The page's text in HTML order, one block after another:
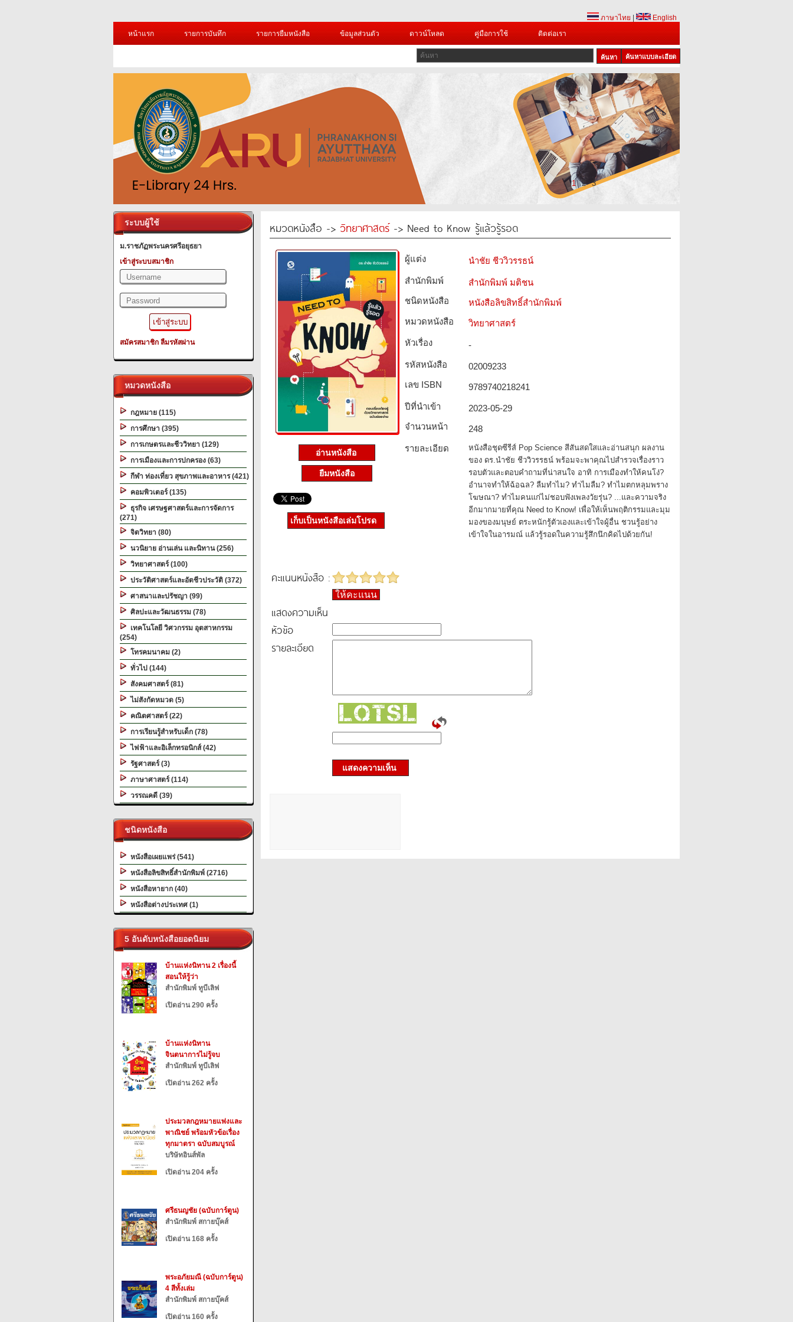
ภาษาไทย
English
หน้าแรก
รายการบันทึก รายการยืมหนังสือ ข้อมูลส่วนตัว ดาวน์โหลด คู่มือการใช้ ติดต่อเรา
ค้นหาแบบละเอียด
1 2 3
ระบบผู้ใช้
ม.ราชภัฏพระนครศรีอยุธยา
เข้าสู่ระบบสมาชิก
สมัครสมาชิก ลืมรหัสผ่าน
หมวดหนังสือ
กฎหมาย (115)
การศึกษา (395)
การเกษตรและชีววิทยา (129)
การเมืองและการปกครอง (63)
กีฬา ท่องเที่ยว สุขภาพและอาหาร (421)
คอมพิวเตอร์ (135)
ธุรกิจ เศรษฐศาสตร์และการจัดการ
(271)
จิตวิทยา (80)
นวนิยาย อ่านเล่น และนิทาน (256)
วิทยาศาสตร์ (100)
ประวัติศาสตร์และอัตชีวประวัติ (372)
ศาสนาและปรัชญา (99)
ศิลปะและวัฒนธรรม (78)
เทคโนโลยี วิศวกรรม อุตสาหกรรม
(254)
โทรคมนาคม (2)
ทั่วไป (144)
สังคมศาสตร์ (81)
ไม่สังกัดหมวด (5)
คณิตศาสตร์ (22)
การเรียนรู้สำหรับเด็ก (78)
ไฟฟ้าและอิเล็กทรอนิกส์ (42)
รัฐศาสตร์ (3)
ภาษาศาสตร์ (114)
วรรณคดี (39)
ชนิดหนังสือ
หนังสือเผยแพร่ (541)
หนังสือลิขสิทธิ์สำนักพิมพ์ (2716)
หนังสือหายาก (40)
หนังสือต่างประเทศ (1)
5 อันดับหนังสือยอดนิยม
บ้านแห่งนิทาน 2 เรื่องนี้
สอนให้รู้ว่า
สำนักพิมพ์ ทูบีเลิฟ
เปิดอ่าน 290 ครั้ง
บ้านแห่งนิทาน
จินตนาการไม่รู้จบ
สำนักพิมพ์ ทูบีเลิฟ
เปิดอ่าน 262 ครั้ง
ประมวลกฎหมายแพ่งและ
พาณิชย์ พร้อมหัวข้อเรื่อง
ทุกมาตรา ฉบับสมบูรณ์
บริษัทอินส์พัล
เปิดอ่าน 204 ครั้ง
ศรีธนญชัย (ฉบับการ์ตูน)
สำนักพิมพ์ สกายบุ๊คส์
เปิดอ่าน 168 ครั้ง
พระอภัยมณี (ฉบับการ์ตูน)
4 สีทั้งเล่ม
สำนักพิมพ์ สกายบุ๊คส์
เปิดอ่าน 160 ครั้ง
หมวดหนังสือ -> วิทยาศาสตร์-> Need to Know รู้แล้วรู้รอด
อ่านหนังสือ
ยืมหนังสือ
ผู้แต่ง
นำชัย ชีววิวรรธน์
สำนักพิมพ์
สำนักพิมพ์ มติชน
ชนิดหนังสือ­
หนังสือลิขสิทธิ์สำนักพิมพ์
หมวดหนังสือ­
วิทยาศาสตร์
หัวเรื่อง
-
รหัสหนังสือ­
02009233
เลข ISBN
9789740218241
ปีที่นำเข้า
2023-05-29
จำนวนหน้า
248
รายละเอียด
หนังสือชุดซีรีส์ Pop Science สีสันสดใสและอ่านสนุก ผลงาน
ของ ดร.นำชัย ชีววิวรรธน์ พร้อมจะพาคุณไปสำรวจเรื่องราว
รอบตัวและตอบคำถามที่น่าสนใจ อาทิ การเมืองทำให้คนโง่?
อำนาจทำให้ฉ้อฉล? ลืมทำไม? ทำไมลืม? ทำไมตกหลุมพราง
โฆษณา? ทำไมคนแก่ไม่ชอบฟังเพลงวัยรุ่น? ...และความจริง
อีกมากมายที่คุณ Need to Know! เพื่อให้เห็นพฤติกรรมและมุม
มองของมนุษย์ ตระหนักรู้ตัวเองและเข้าใจผู้อื่น ชวนรู้อย่าง
เข้าใจในอารมณ์ แล้วรู้รอดในความรู้สึกนึกคิดไปด้วยกัน!
เก็บเป็นหนังสือเล่มโปรด
คะแนนหนังสือ :
ให้คะแนน
แสดงความเห็น
หัวข้อ
รายละเอียด
แสดงความเห็น